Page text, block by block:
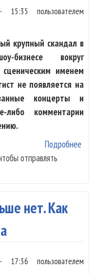
15:35 пользователем
крупный скандал в
бизнесе вокруг
именем
не появляется на
концерты и
либо комментарии
Подробнее
отправлять
нет. Как
17:36 пользователем